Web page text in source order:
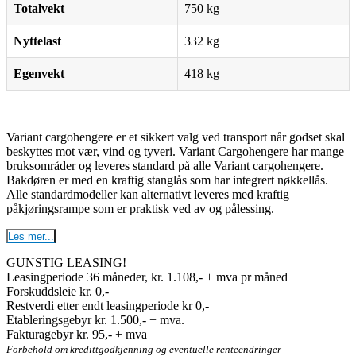
Totalvekt 750 kg
Nyttelast 332 kg
Egenvekt 418 kg
Variant cargohengere er et sikkert valg ved transport når godset skal
beskyttes mot vær, vind og tyveri. Variant Cargohengere har mange
bruksområder og leveres standard på alle Variant cargohengere.
Bakdøren er med en kraftig stanglås som har integrert nøkkellås.
Alle standardmodeller kan alternativt leveres med kraftig
påkjøringsrampe som er praktisk ved av og pålessing.
Les mer...
GUNSTIG LEASING!
Leasingperiode 36 måneder, kr. 1.108,- + mva pr måned
Forskuddsleie kr. 0,-
Restverdi etter endt leasingperiode kr 0,-
Etableringsgebyr kr. 1.500,- + mva.
Fakturagebyr kr. 95,- + mva
Forbehold om kredittgodkjenning og eventuelle renteendringer